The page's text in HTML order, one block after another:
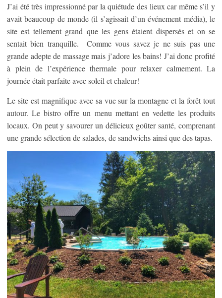
J’ai été très impressionné par la quiétude des lieux car même s’il y
avait beaucoup de monde (il s’agissait d’un événement média), le
site est tellement grand que les gens étaient dispersés et on se
sentait bien tranquille. Comme vous savez je ne suis pas une
grande adepte de massage mais j’adore les bains! J’ai donc profité
à plein de l’expérience thermale pour relaxer calmement. La
journée était parfaite avec soleil et chaleur!
Le site est magnifique avec sa vue sur la montagne et la forêt tout
autour. Le bistro offre un menu mettant en vedette les produits
locaux. On peut y savourer un délicieux goûter santé, comprenant
une grande sélection de salades, de sandwichs ainsi que des tapas.